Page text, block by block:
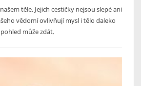
těle. Jejich cestičky nejsou slepé ani
vědomí ovlivňují mysl i tělo daleko
může zdát.